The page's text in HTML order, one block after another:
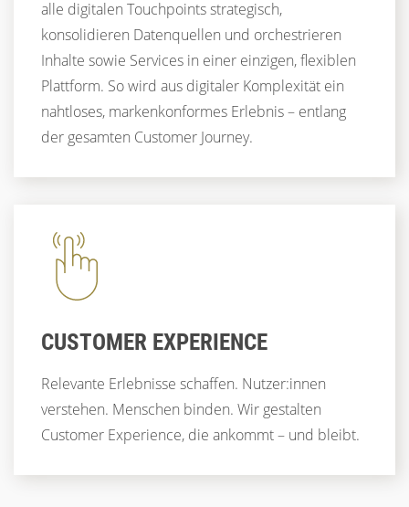
alle digitalen Touchpoints strategisch,
konsolidieren Datenquellen und orchestrieren
Inhalte sowie Services in einer einzigen, flexiblen
Plattform. So wird aus digitaler Komplexität ein
nahtloses, markenkonformes Erlebnis – entlang
der gesamten Customer Journey.
CUSTOMER EXPERIENCE
Relevante Erlebnisse schaffen. Nutzer:innen
verstehen. Menschen binden. Wir gestalten
Customer Experience, die ankommt – und bleibt.